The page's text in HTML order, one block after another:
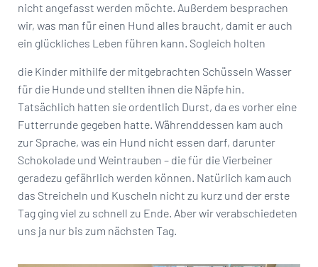
nicht angefasst werden möchte. Außerdem besprachen
wir, was man für einen Hund alles braucht, damit er auch
ein glückliches Leben führen kann. Sogleich holten
die Kinder mithilfe der mitgebrachten Schüsseln Wasser
für die Hunde und stellten ihnen die Näpfe hin.
Tatsächlich hatten sie ordentlich Durst, da es vorher eine
Futterrunde gegeben hatte. Währenddessen kam auch
zur Sprache, was ein Hund nicht essen darf, darunter
Schokolade und Weintrauben – die für die Vierbeiner
geradezu gefährlich werden können. Natürlich kam auch
das Streicheln und Kuscheln nicht zu kurz und der erste
Tag ging viel zu schnell zu Ende. Aber wir verabschiedeten
uns ja nur bis zum nächsten Tag.